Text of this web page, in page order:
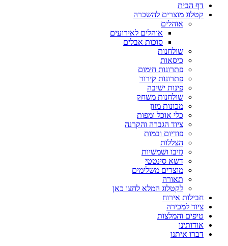
דף הבית
קטלוג מוצרים להשכרה
אוהלים
אוהלים לאירועים
סוכות אבלים
שולחנות
כיסאות
פתרונות חימום
פתרונות קירור
פינות ישיבה
שולחנות משחק
מכונות מזון
כלי אוכל ומפות
ציוד הגברה והקרנה
פודיום ובמות
הצללות
גזיבו ושמשיות
דשא סינטטי
מוצרים משלימים
תאורה
לקטלוג המלא לחצו כאן
חבילות אירוח
ציוד למכירה
טיפים והמלצות
אודותינו
דברו איתנו